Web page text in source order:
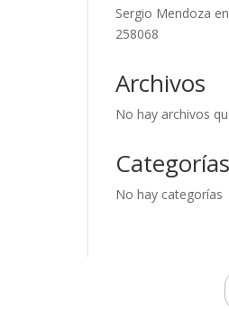
Sergio Mendoza en
258068
Archivos
No hay archivos
Categorías
No hay categorías